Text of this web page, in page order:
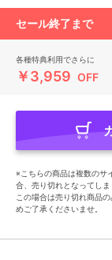
セール終了まで
各種特典利用でさらに
￥3,959 OFF
※こちらの商品は複数のサ
合、売り切れとなってしま
この場合は売り切れ商品
めご了承くださいませ。